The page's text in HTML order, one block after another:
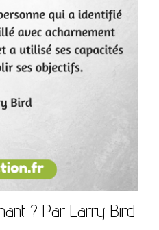
? Par Larry Bird